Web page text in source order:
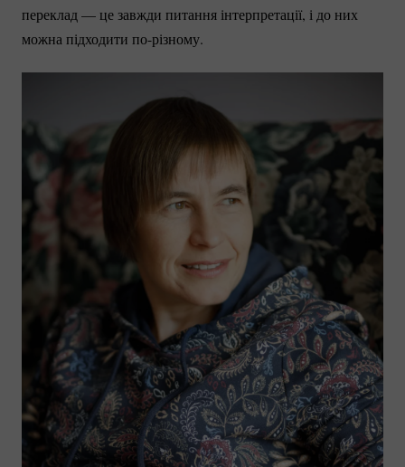
переклад — це завжди питання інтерпретації, і до них
можна підходити по-різному.